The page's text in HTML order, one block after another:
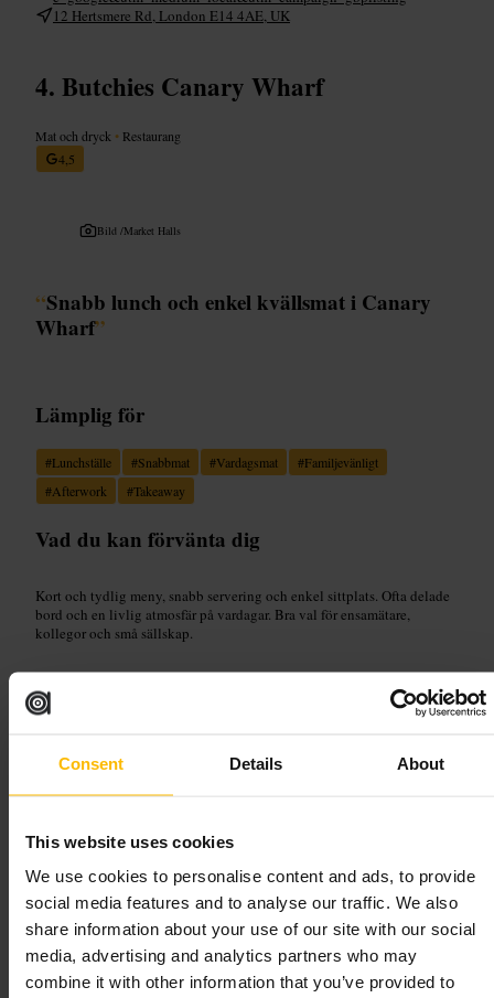
Consent Details About
This website uses cookies
We use cookies to personalise content and ads, to provide
social media features and to analyse our traffic. We also
share information about your use of our site with our social
media, advertising and analytics partners who may
combine it with other information that you’ve provided to
12 Hertsmere Rd, London E14 4AE, UK
Butchies Canary Wharf
Mat och dryck • Restaurang
4,5
Bild /Market Halls
“Snabb lunch och enkel kvällsmat i Canary
Wharf”
Lämplig för
#Lunchställe #Snabbmat #Vardagsmat #Familjevänligt
#Afterwork #Takeaway
Vad du kan förvänta dig
Kort och tydlig meny, snabb servering och enkel sittplats. Ofta delade
bord och en livlig atmosfär på vardagar. Bra val för ensamätare,
kollegor och små sällskap.
Planera ditt besök
Välj tid utanför högsta lunchrusningen om du vill ha en lugnare
25 N Colonnade, London E14 5HD, UK
Feels Like June
Mat och dryck•Restaurang•Mat och dryck Bar
4,5
4,5